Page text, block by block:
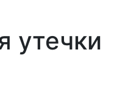
утечки